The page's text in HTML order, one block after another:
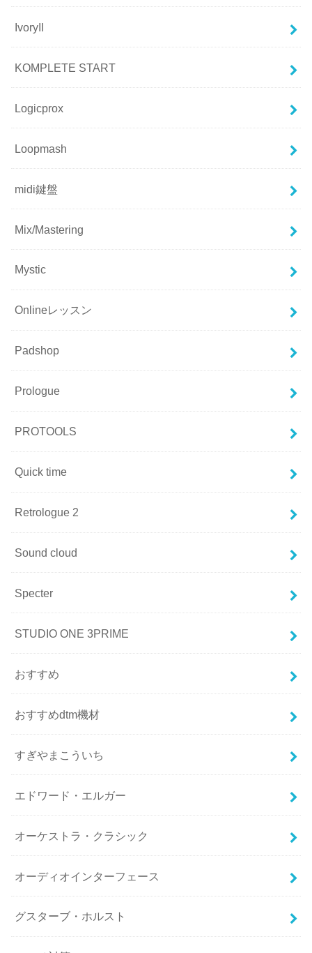
IvoryII
KOMPLETE START
Logicprox
Loopmash
midi鍵盤
Mix/Mastering
Mystic
Onlineレッスン
Padshop
Prologue
PROTOOLS
Quick time
Retrologue 2
Sound cloud
Specter
STUDIO ONE 3PRIME
おすすめ
おすすめdtm機材
すぎやまこういち
エドワード・エルガー
オーケストラ・クラシック
オーディオインターフェース
グスターブ・ホルスト